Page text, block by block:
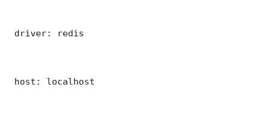
driver: redis
host: localhost